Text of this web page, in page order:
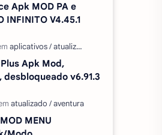
Apk MOD PA e
INFINITO V4.45.1
Apk Mod,
desbloqueado v6.91.3
MENU